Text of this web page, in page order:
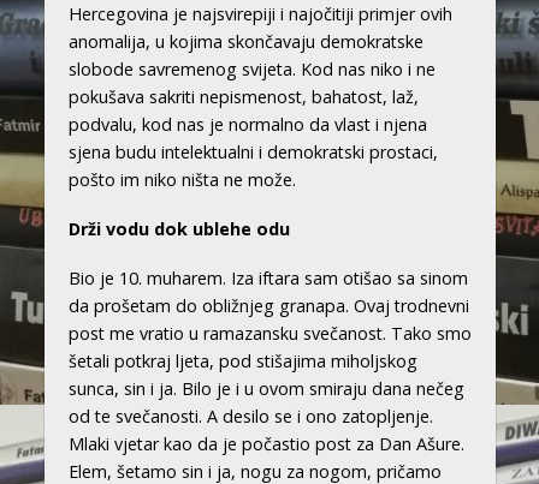
Hercegovina je najsvirepiji i najočitiji primjer ovih
anomalija, u kojima skončavaju demokratske
slobode savremenog svijeta. Kod nas niko i ne
pokušava sakriti nepismenost, bahatost, laž,
podvalu, kod nas je normalno da vlast i njena
sjena budu intelektualni i demokratski prostaci,
pošto im niko ništa ne može.
Drži vodu dok ublehe odu
Bio je 10. muharem. Iza iftara sam otišao sa sinom
da prošetam do obližnjeg granapa. Ovaj trodnevni
post me vratio u ramazansku svečanost. Tako smo
šetali potkraj ljeta, pod stišajima miholjskog
sunca, sin i ja. Bilo je i u ovom smiraju dana nečeg
od te svečanosti. A desilo se i ono zatopljenje.
Mlaki vjetar kao da je počastio post za Dan Ašure.
Elem, šetamo sin i ja, nogu za nogom, pričamo